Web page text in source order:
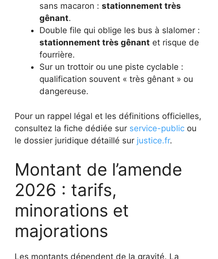
sans macaron : stationnement très
gênant.
Double file qui oblige les bus à slalomer :
stationnement très gênant et risque de
fourrière.
Sur un trottoir ou une piste cyclable :
qualification souvent « très gênant » ou
dangereuse.
Pour un rappel légal et les définitions officielles,
consultez la fiche dédiée sur service-public ou
le dossier juridique détaillé sur justice.fr.
Montant de l’amende
2026 : tarifs,
minorations et
majorations
Les montants dépendent de la gravité. La